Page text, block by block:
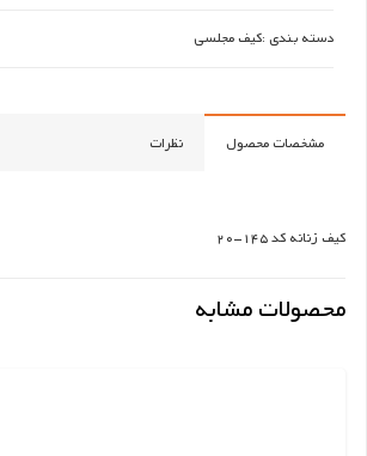
دسته بندی :کیف مجلسی
مشخصات محصول نظرات
کیف زنانه کد 145-20
محصولات مشابه